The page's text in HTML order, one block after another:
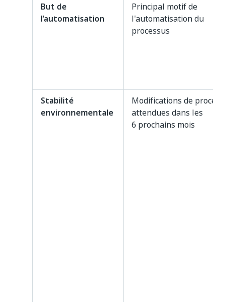
But de
l’automatisation
Principal motif de
l'automatisation du
processus
Stabilité
environnementale
Modifications de
attendues dans les
6 prochains mois